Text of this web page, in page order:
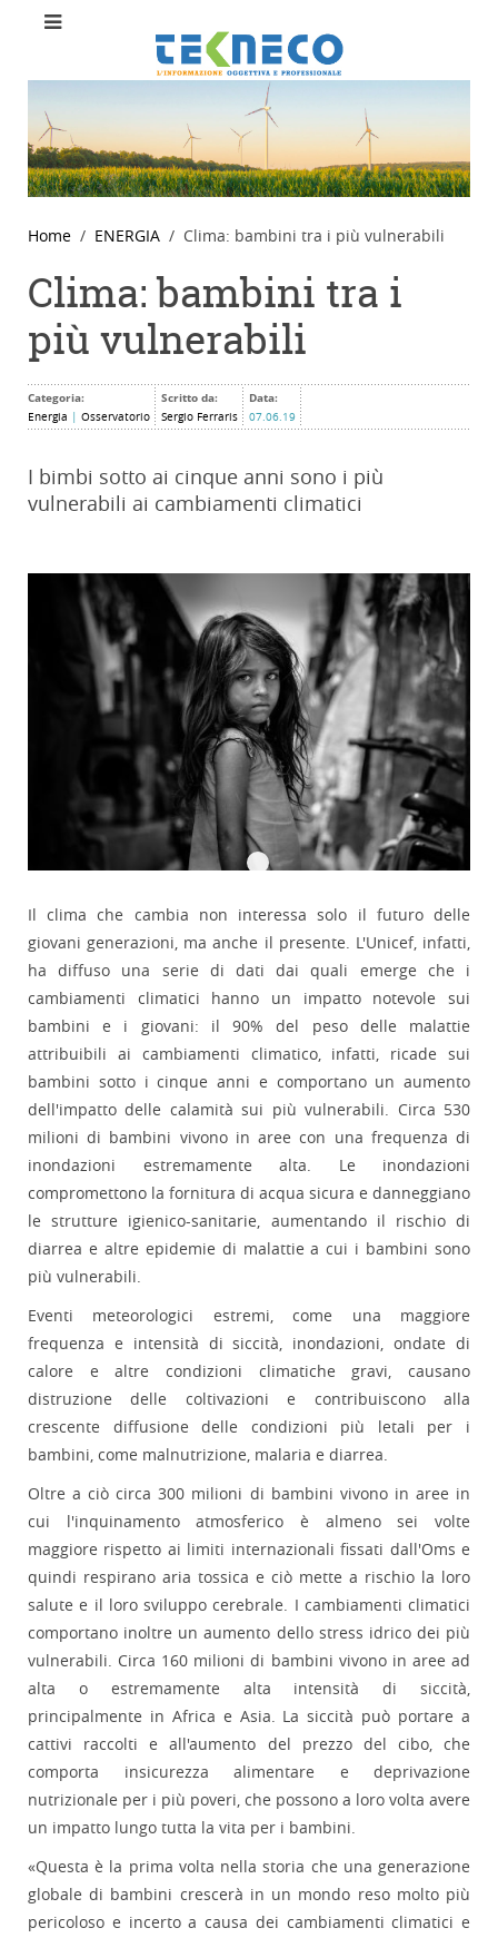
Home ENERGIA Clima: bambini tra i più vulnerabili
Clima: bambini tra i
più vulnerabili
Categoria:
Energia Osservatorio
Scritto da:
Sergio Ferraris
Data:
07.06.19
I bimbi sotto ai cinque anni sono i più
vulnerabili ai cambiamenti climatici
Il clima che cambia non interessa solo il futuro delle
giovani generazioni, ma anche il presente. L'Unicef, infatti,
ha diffuso una serie di dati dai quali emerge che i
cambiamenti climatici hanno un impatto notevole sui
bambini e i giovani: il 90% del peso delle malattie
attribuibili ai cambiamenti climatico, infatti, ricade sui
bambini sotto i cinque anni e comportano un aumento
dell'impatto delle calamità sui più vulnerabili. Circa 530
milioni di bambini vivono in aree con una frequenza di
inondazioni estremamente alta. Le inondazioni
compromettono la fornitura di acqua sicura e danneggiano
le strutture igienico-sanitarie, aumentando il rischio di
diarrea e altre epidemie di malattie a cui i bambini sono
più vulnerabili.
Eventi meteorologici estremi, come una maggiore
frequenza e intensità di siccità, inondazioni, ondate di
calore e altre condizioni climatiche gravi, causano
distruzione delle coltivazioni e contribuiscono alla
crescente diffusione delle condizioni più letali per i
bambini, come malnutrizione, malaria e diarrea.
Oltre a ciò circa 300 milioni di bambini vivono in aree in
cui l'inquinamento atmosferico è almeno sei volte
maggiore rispetto ai limiti internazionali fissati dall'Oms e
quindi respirano aria tossica e ciò mette a rischio la loro
salute e il loro sviluppo cerebrale. I cambiamenti climatici
comportano inoltre un aumento dello stress idrico dei più
vulnerabili. Circa 160 milioni di bambini vivono in aree ad
alta o estremamente alta intensità di siccità,
principalmente in Africa e Asia. La siccità può portare a
cattivi raccolti e all'aumento del prezzo del cibo, che
comporta insicurezza alimentare e deprivazione
nutrizionale per i più poveri, che possono a loro volta avere
un impatto lungo tutta la vita per i bambini.
«Questa è la prima volta nella storia che una generazione
globale di bambini crescerà in un mondo reso molto più
pericoloso e incerto a causa dei cambiamenti climatici e